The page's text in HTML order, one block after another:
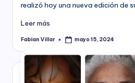
realizó hoy una nueva edición de
Leer más
Publicado
Fabian Villar mayo 15, 2024